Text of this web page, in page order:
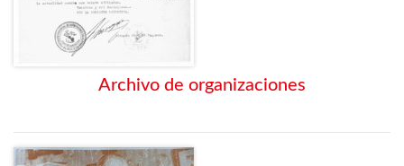
Archivo de organizaciones